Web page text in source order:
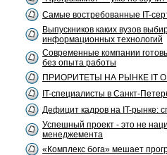
Самые востребованные IT-
Выпускников каких вузов
информационных технологий
Современные компании
без опыта работы
ПРИОРИТЕТЫ НА РЫНКЕ IT
IT-специалисты в Санкт-
Дефицит кадров на IT-рынке:
Успешный проект - это не
менеджемента
«Комплекс бога» мешает